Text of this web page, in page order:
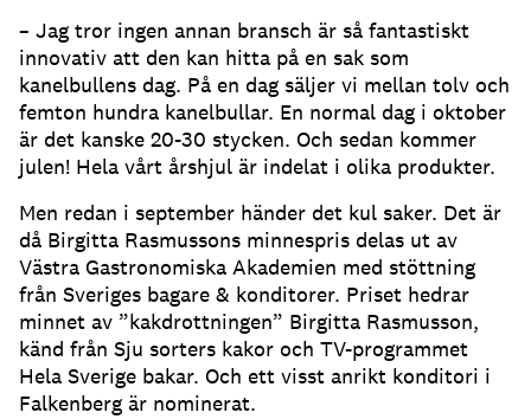
– Jag tror ingen annan bransch är så fantastiskt
innovativ att den kan hitta på en sak som
kanelbullens dag. På en dag säljer vi mellan tolv och
femton hundra kanelbullar. En normal dag i oktober
är det kanske 20-30 stycken. Och sedan kommer
julen! Hela vårt årshjul är indelat i olika produkter.
Men redan i september händer det kul saker. Det är
då Birgitta Rasmussons minnespris delas ut av
Västra Gastronomiska Akademien med stöttning
från Sveriges bagare & konditorer. Priset hedrar
minnet av ”kakdrottningen” Birgitta Rasmusson,
känd från Sju sorters kakor och TV-programmet
Hela Sverige bakar. Och ett visst anrikt konditori i
Falkenberg är nominerat.